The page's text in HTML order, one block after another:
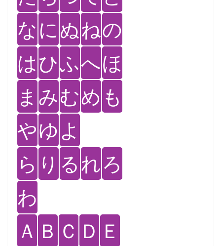
なにぬねの
はひふへほ
ま みむめ も
やゆ よ
ら り るれろ
わ
Ａ Ｂ Ｃ Ｄ Ｅ